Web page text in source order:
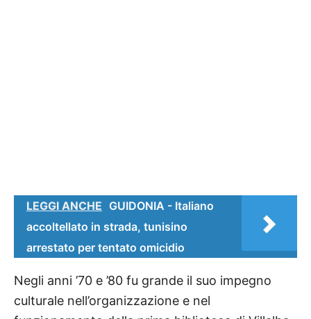
LEGGI ANCHE GUIDONIA - Italiano
accoltellato in strada, tunisino
arrestato per tentato omicidio
Negli anni ’70 e ’80 fu grande il suo impegno
culturale nell’organizzazione e nel